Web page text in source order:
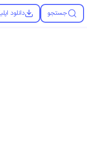
جستجو دانلود